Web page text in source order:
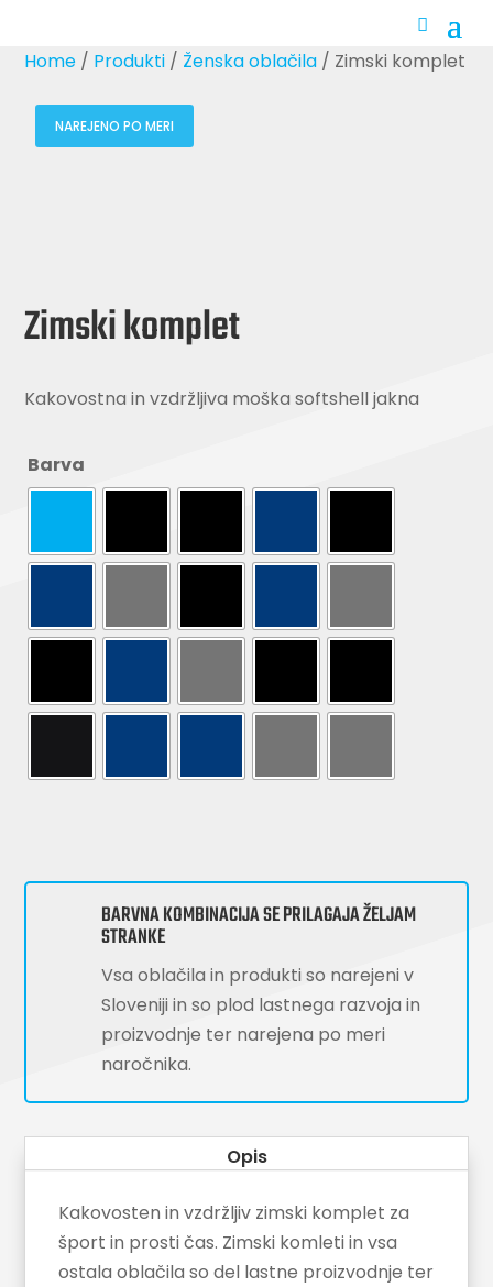
Home / Produkti / Ženska oblačila / Zimski komplet
NAREJENO PO MERI
Zimski komplet
Kakovostna in vzdržljiva moška softshell jakna
Barva
BARVNA KOMBINACIJA SE PRILAGAJA ŽELJAM
STRANKE
Vsa oblačila in produkti so narejeni v
Sloveniji in so plod lastnega razvoja in
proizvodnje ter narejena po meri
naročnika.
Opis
Kakovosten in vzdržljiv zimski komplet za
šport in prosti čas. Zimski komleti in vsa
ostala oblačila so del lastne proizvodnje ter